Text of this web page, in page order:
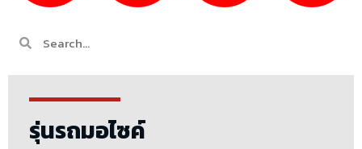
รุ่นรถมอไซค์